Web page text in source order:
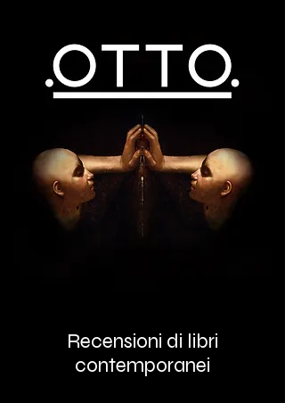
Recensioni di libri
contemporanei